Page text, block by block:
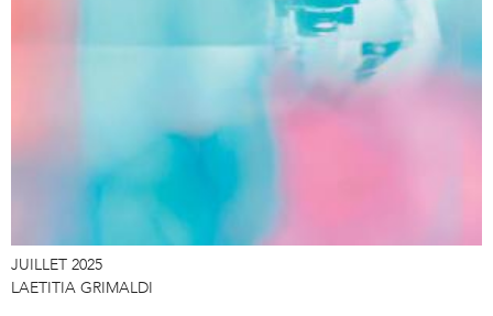
JUILLET 2025
LAETITIA GRIMALDI